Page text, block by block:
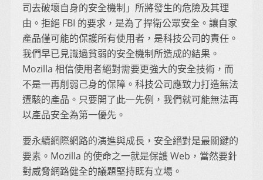
司去破壞自身的安全機制」所將發生的危險及其理
由。拒絕 FBI 的要求，是為了捍衛公眾安全。讓自家
產品僅可能的保護所有使用者，是科技公司的責任。
我們早已見識過貧弱的安全機制所造成的結果。
Mozilla 相信使用者絕對需要更強大的安全技術，而
不是一再削弱己身的保障。科技公司應致力打造無法
遭駭的產品。只要開了此一先例，我們就可能無法再
以產品安全為第一優先。
要永續網際網路的演進與成長，安全絕對是最關鍵的
要素。Mozilla 的使命之一就是保護 Web，當然要針
對威脅網路健全的議題堅持既有立場。